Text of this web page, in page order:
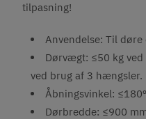
tilpasning!
Anvendelse: Til
Dørvægt: ≤50 kg
ved brug af 3 hængsler.
Åbningsvinkel: ≤180º
Dørbredde: ≤900